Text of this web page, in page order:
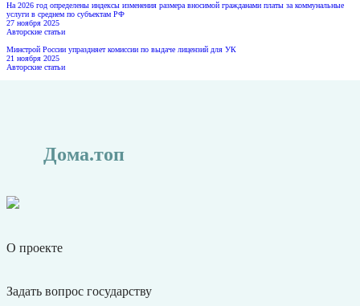
На 2026 год определены индексы изменения размера вносимой гражданами платы за коммунальные
услуги в среднем по субъектам РФ
27 ноября 2025
Авторские статьи
Минстрой России упраздняет комиссии по выдаче лицензий для УК
21 ноября 2025
Авторские статьи
Дома.топ
О проекте
Задать вопрос государству